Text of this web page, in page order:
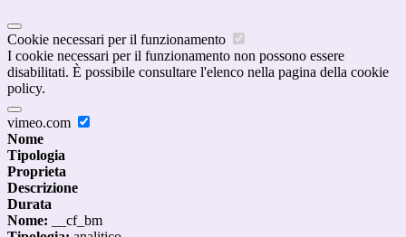
Cookie necessari per il funzionamento
I cookie necessari per il funzionamento non possono essere
disabilitati. È possibile consultare l'elenco nella pagina della cookie
policy.
vimeo.com
Nome
Tipologia
Proprieta
Descrizione
Durata
Nome: __cf_bm